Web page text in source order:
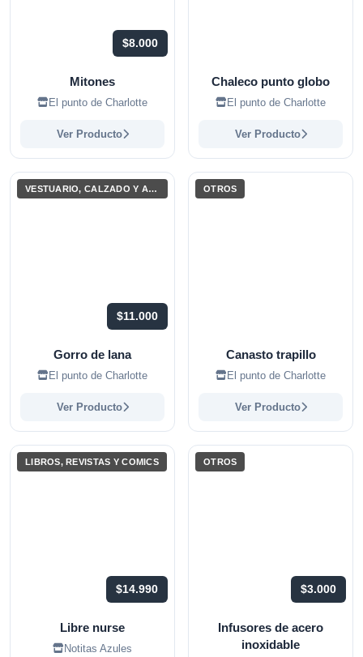
$8.000
Mitones
El punto de Charlotte
Ver Producto
Chaleco punto globo
El punto de Charlotte
Ver Producto
VESTUARIO, CALZADO Y ACCESORIOS
$11.000
Gorro de lana
El punto de Charlotte
Ver Producto
OTROS
Canasto trapillo
El punto de Charlotte
Ver Producto
LIBROS, REVISTAS Y COMICS
$14.990
Libre nurse
Notitas Azules
OTROS
$3.000
Infusores de acero
inoxidable